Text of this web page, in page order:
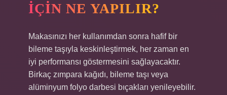
IÇIN NE YAPILIR?
Makasınızı her kullanımdan sonra hafif bir
bileme taşıyla keskinleştirmek, her zaman en
iyi performansı göstermesini sağlayacaktır.
Birkaç zımpara kağıdı, bileme taşı veya
alüminyum folyo darbesi bıçakları yenileyebilir.